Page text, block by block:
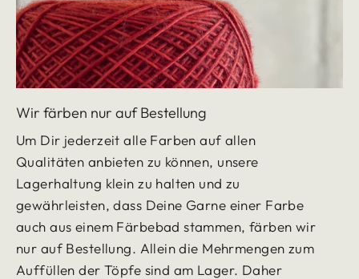
Wir färben nur auf Bestellung
Um Dir jederzeit alle Farben auf allen
Qualitäten anbieten zu können, unsere
Lagerhaltung klein zu halten und zu
gewährleisten, dass Deine Garne einer Farbe
auch aus einem Färbebad stammen, färben wir
nur auf Bestellung. Allein die Mehrmengen zum
Auffüllen der Töpfe sind am Lager. Daher